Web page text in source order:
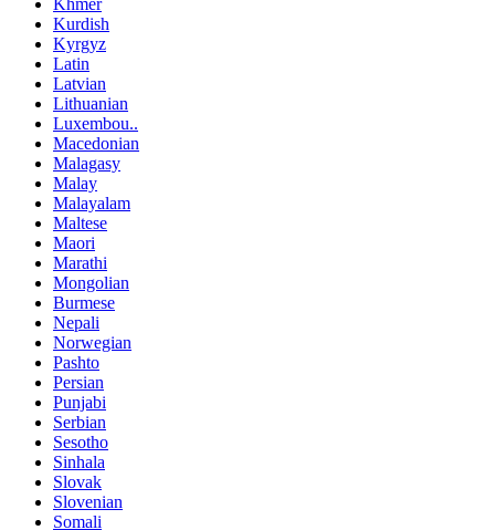
Kurdish
Kyrgyz
Latin
Latvian
Lithuanian
Luxembou..
Macedonian
Malagasy
Malay
Malayalam
Maltese
Maori
Marathi
Mongolian
Burmese
Nepali
Norwegian
Pashto
Persian
Punjabi
Serbian
Sesotho
Sinhala
Slovak
Slovenian
Somali